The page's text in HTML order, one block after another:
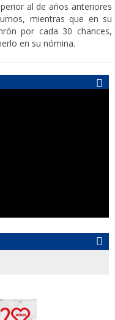
al de años anteriores
mientras que en su
por cada 30 chances,
en su nómina.